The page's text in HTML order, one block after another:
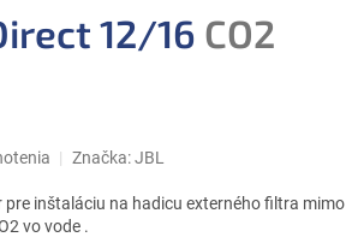
12/16 CO2
Značka:JBL
inštaláciu na hadicu externého filtra mimo
vo vode .